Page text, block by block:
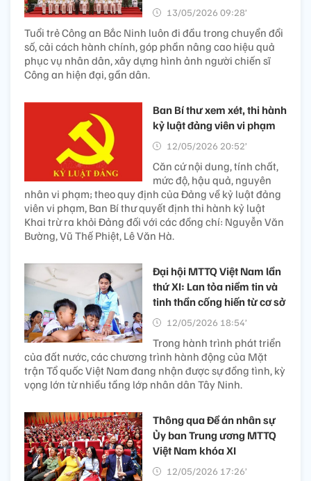
13/05/2026 09:28’
Tuổi trẻ Công an Bắc Ninh luôn đi đầu trong chuyển đổi
số, cải cách hành chính, góp phần nâng cao hiệu quả
phục vụ nhân dân, xây dựng hình ảnh người chiến sĩ
Công an hiện đại, gần dân.
Ban Bí thư xem xét, thi hành
kỷ luật đảng viên vi phạm
12/05/2026 20:52’
Căn cứ nội dung, tính chất,
mức độ, hậu quả, nguyên
nhân vi phạm; theo quy định của Đảng về kỷ luật đảng
viên vi phạm, Ban Bí thư quyết định thi hành kỷ luật
Khai trừ ra khỏi Đảng đối với các đồng chí: Nguyễn Văn
Bường, Vũ Thế Phiệt, Lê Văn Hà.
Đại hội MTTQ Việt Nam lần
thứ XI: Lan tỏa niềm tin và
tinh thần cống hiến từ cơ sở
12/05/2026 18:54’
Trong hành trình phát triển
của đất nước, các chương trình hành động của Mặt
trận Tổ quốc Việt Nam đang nhận được sự đồng tình, kỳ
vọng lớn từ nhiều tầng lớp nhân dân Tây Ninh.
Thông qua Đề án nhân sự
Ủy ban Trung ương MTTQ
Việt Nam khóa XI
12/05/2026 17:26’